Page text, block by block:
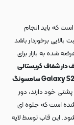
که باید انجام
برخوردار باشد
شده به بازار برای
شفاف کریستالی
خود دارند، دور
است که جلوه ای
این قاب توسط لایه